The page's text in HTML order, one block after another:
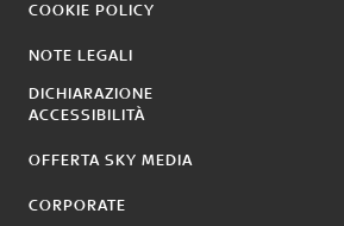
COOKIE POLICY
NOTE LEGALI
DICHIARAZIONE
ACCESSIBILITÀ
OFFERTA SKY MEDIA
CORPORATE